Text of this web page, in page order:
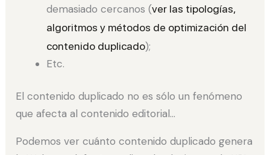
demasiado cercanos (ver las tipologías,
algoritmos y métodos de optimización del
contenido duplicado);
Etc.
El contenido duplicado no es sólo un fenómeno
que afecta al contenido editorial…
Podemos ver cuánto contenido duplicado genera